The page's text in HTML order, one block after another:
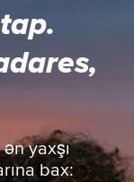
yaxşı
bax: